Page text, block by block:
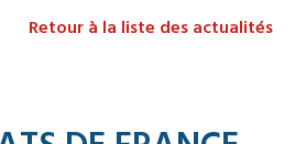
Retour à la liste des actualités